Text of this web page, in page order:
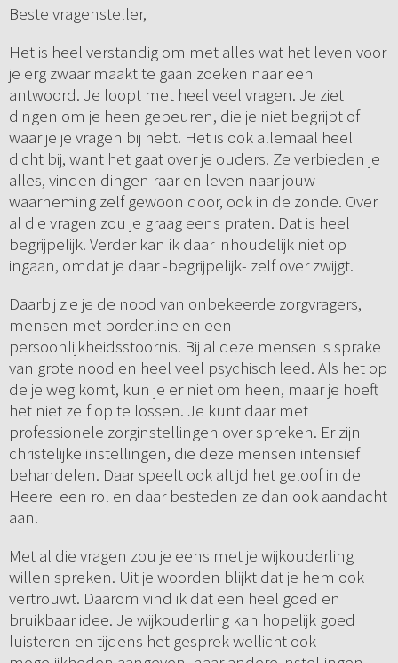
Beste vragensteller,
Het is heel verstandig om met alles wat het leven voor
je erg zwaar maakt te gaan zoeken naar een
antwoord. Je loopt met heel veel vragen. Je ziet
dingen om je heen gebeuren, die je niet begrijpt of
waar je je vragen bij hebt. Het is ook allemaal heel
dicht bij, want het gaat over je ouders. Ze verbieden je
alles, vinden dingen raar en leven naar jouw
waarneming zelf gewoon door, ook in de zonde. Over
al die vragen zou je graag eens praten. Dat is heel
begrijpelijk. Verder kan ik daar inhoudelijk niet op
ingaan, omdat je daar -begrijpelijk- zelf over zwijgt.
Daarbij zie je de nood van onbekeerde zorgvragers,
mensen met borderline en een
persoonlijkheidsstoornis. Bij al deze mensen is sprake
van grote nood en heel veel psychisch leed. Als het op
de je weg komt, kun je er niet om heen, maar je hoeft
het niet zelf op te lossen. Je kunt daar met
professionele zorginstellingen over spreken. Er zijn
christelijke instellingen, die deze mensen intensief
behandelen. Daar speelt ook altijd het geloof in de
Heere een rol en daar besteden ze dan ook aandacht
aan.
Met al die vragen zou je eens met je wijkouderling
willen spreken. Uit je woorden blijkt dat je hem ook
vertrouwt. Daarom vind ik dat een heel goed en
bruikbaar idee. Je wijkouderling kan hopelijk goed
luisteren en tijdens het gesprek wellicht ook